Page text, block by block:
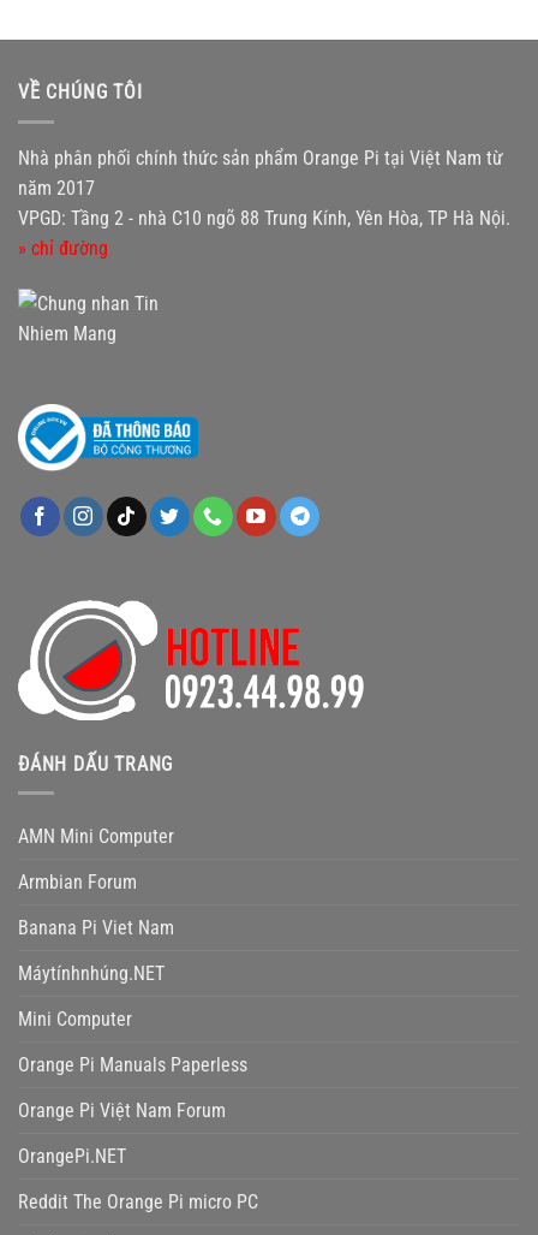
VỀ CHÚNG TÔI
Nhà phân phối chính thức sản phẩm Orange Pi tại Việt Nam từ
năm 2017
VPGD: Tầng 2 - nhà C10 ngõ 88 Trung Kính, Yên Hòa, TP Hà Nội.
» chỉ đường
ĐÁNH DẤU TRANG
AMN Mini Computer
Armbian Forum
Banana Pi Viet Nam
Máytínhnhúng.NET
Mini Computer
Orange Pi Manuals Paperless
Orange Pi Việt Nam Forum
OrangePi.NET
Reddit The Orange Pi micro PC